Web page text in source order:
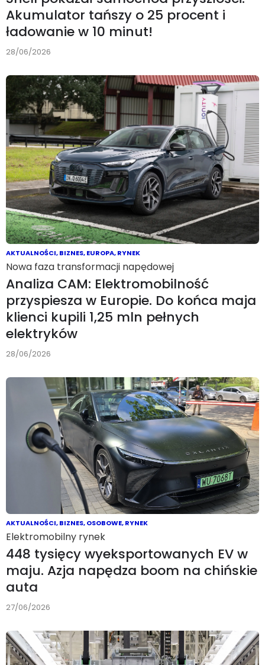
Akumulator tańszy o 25 procent i
ładowanie w 10 minut!
28/06/2026
AKTUALNOŚCI,BIZNES,EUROPA,RYNEK
Nowa faza transformacji napędowej
Analiza CAM: Elektromobilność
przyspiesza w Europie. Do końca maja
klienci kupili 1,25 mln pełnych
elektryków
28/06/2026
AKTUALNOŚCI,BIZNES,OSOBOWE,RYNEK
Elektromobilny rynek
448 tysięcy wyeksportowanych EV w
maju. Azja napędza boom na chińskie
auta
27/06/2026